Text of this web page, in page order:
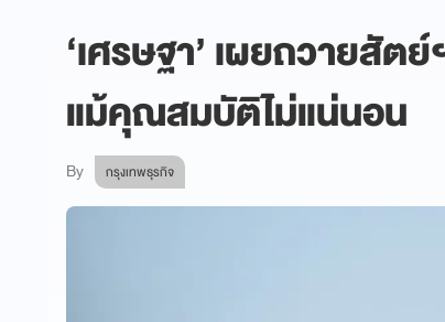
‘เศรษฐา’ เผยถวายสัต
แม้คุณสมบัติไม่แน่นอน
By กรุงเทพธุรกิจ